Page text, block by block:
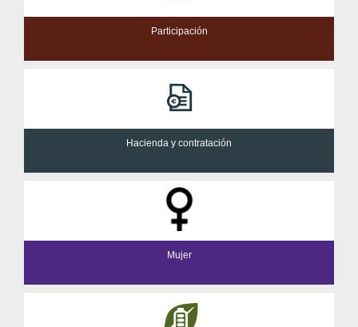
Participación
Hacienda y contratación
Mujer